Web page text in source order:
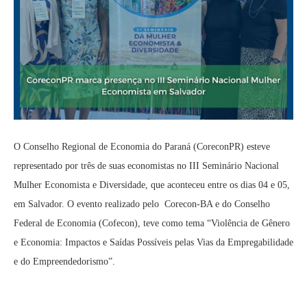
O Conselho Regional de Economia do Paraná (CoreconPR) esteve
representado por três de suas economistas no III Seminário Nacional
Mulher Economista e Diversidade, que aconteceu entre os dias 04 e 05,
em Salvador. O evento realizado pelo Corecon-BA e do Conselho
Federal de Economia (Cofecon), teve como tema “Violência de Gênero
e Economia: Impactos e Saídas Possíveis pelas Vias da Empregabilidade
e do Empreendedorismo”.